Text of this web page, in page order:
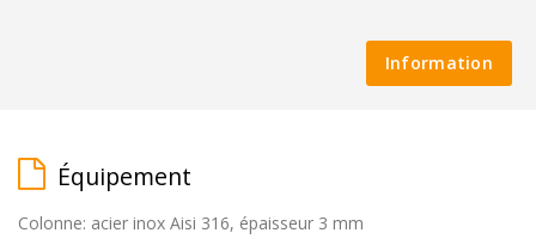
supermirror
Information
Équipement
Colonne: acier inox Aisi 316, épaisseur 3 mm